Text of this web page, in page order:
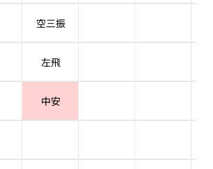
空三振
左飛
中安